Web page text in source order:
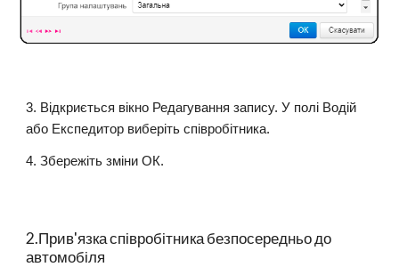
3. Відкриється вікно Редагування запису. У полі Водій
або Експедитор виберіть співробітника.
4. Збережіть зміни ОК.
2.Прив'язка співробітника безпосередньо до
автомобіля